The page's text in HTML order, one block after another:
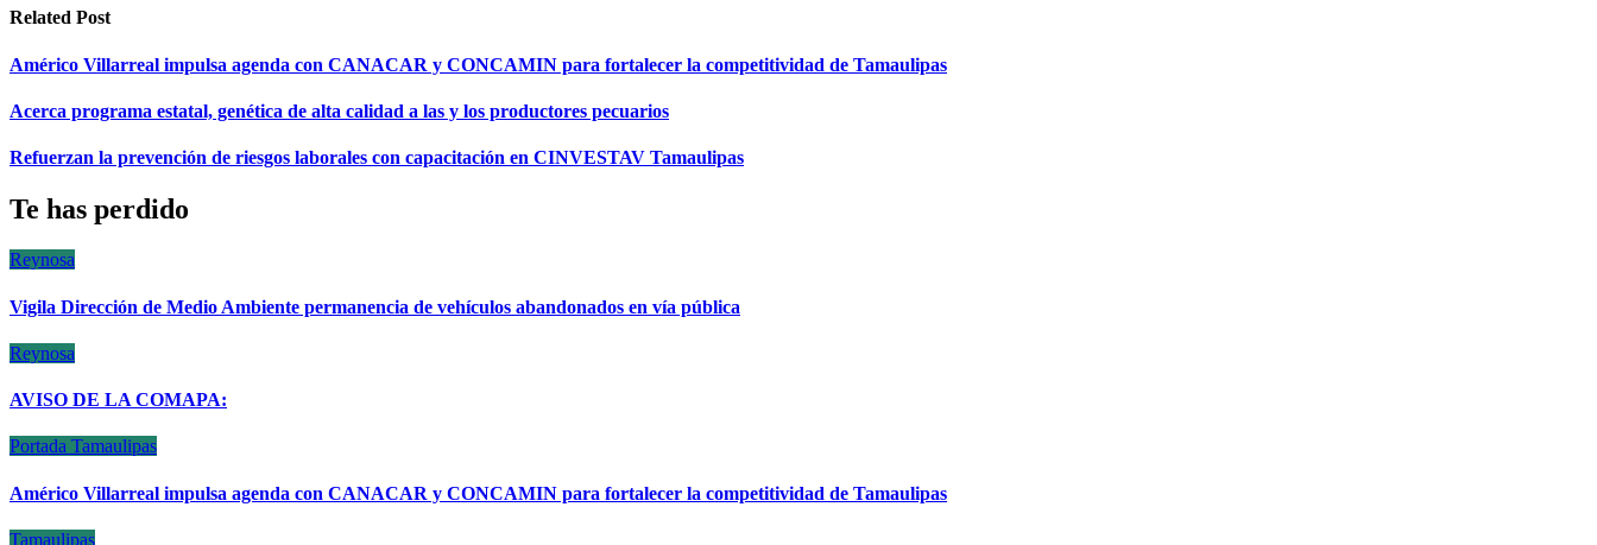
entradas
Related Post
Américo Villarreal impulsa agenda con CANACAR y CONCAMIN para fortalecer la competitividad de Tamaulipas
Acerca programa estatal, genética de alta calidad a las y los productores pecuarios
Refuerzan la prevención de riesgos laborales con capacitación en CINVESTAV Tamaulipas
Te has perdido
Reynosa
Vigila Dirección de Medio Ambiente permanencia de vehículos abandonados en vía pública
Reynosa
AVISO DE LA COMAPA:
Portada Tamaulipas
Américo Villarreal impulsa agenda con CANACAR y CONCAMIN para fortalecer la competitividad de Tamaulipas
Tamaulipas